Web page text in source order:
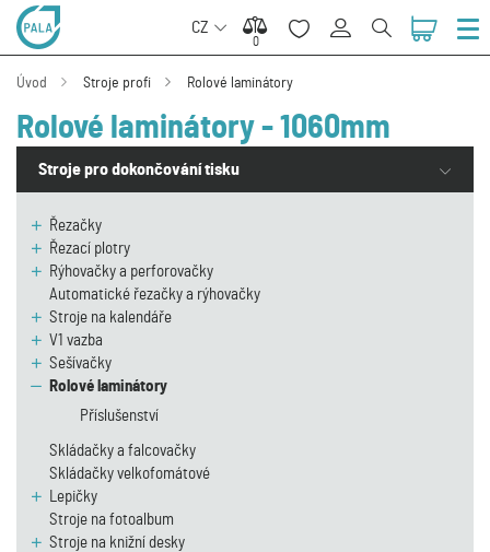
CZ
0
0
Úvod Stroje profi Rolové laminátory
Rolové laminátory - 1060mm
Stroje pro dokončování tisku
Řezačky
Řezací plotry
Rýhovačky a perforovačky
Automatické řezačky a rýhovačky
Stroje na kalendáře
V1 vazba
Sešívačky
Rolové laminátory
Příslušenství
Skládačky a falcovačky
Skládačky velkofomátové
Lepičky
Stroje na fotoalbum
Stroje na knižní desky